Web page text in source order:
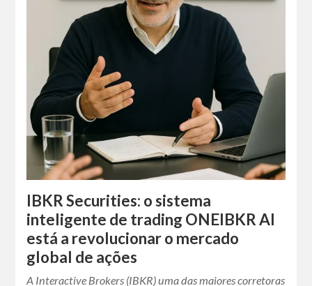
IBKR Securities: o sistema
inteligente de trading ONEIBKR AI
está a revolucionar o mercado
global de ações
A Interactive Brokers (IBKR) uma das maiores corretoras